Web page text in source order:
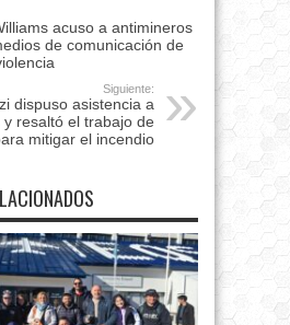
acuso a antimineros
de comunicación de
Siguiente:
dispuso asistencia a
resaltó el trabajo de
mitigar el incendio